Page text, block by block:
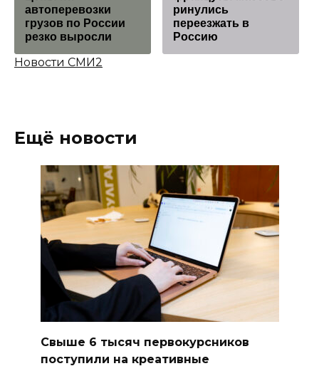
автоперевозки
грузов по России
резко выросли
ринулись
переезжать в
Россию
Новости СМИ2
Ещё новости
Свыше 6 тысяч первокурсников
поступили на креативные